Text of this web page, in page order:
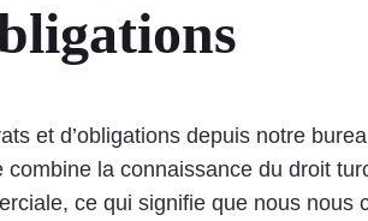
et d’obligations depuis notre
la connaissance du droit
ce qui signifie que nous